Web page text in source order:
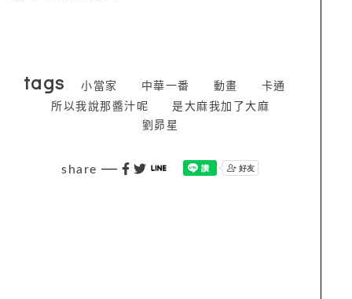
tags 小當家 中華一番 動畫
卡通
所以我說那醬汁呢
是大麻我加了大麻
劉昴星
share